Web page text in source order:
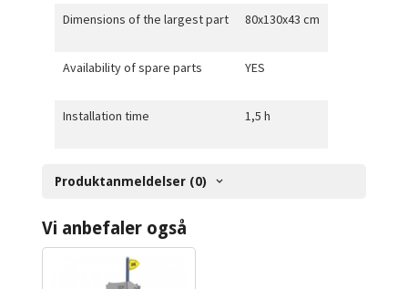
Dimensions of the largest part 80x130x43 cm
Availability of spare parts YES
Installation time 1,5 h
Produktanmeldelser (0)
Vi anbefaler også